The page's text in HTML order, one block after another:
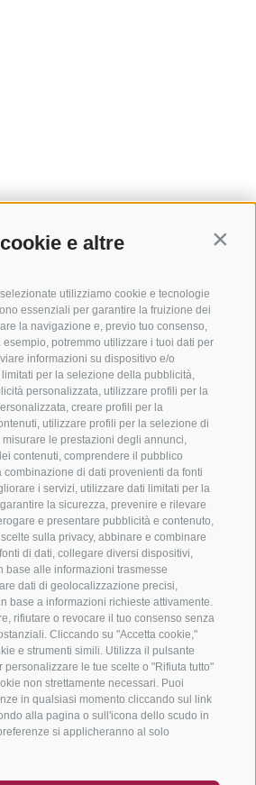
e altre
selezionate utilizziamo cookie e tecnologie
essenziali per garantire la fruizione dei
la navigazione e, previo tuo consenso,
potremmo utilizzare i tuoi dati per
informazioni su dispositivo e/o
per la selezione della pubblicità,
personalizzata, utilizzare profili per la
creare profili per la
utilizzare profili per la selezione di
le prestazioni degli annunci,
contenuti, comprendere il pubblico
combinazione di dati provenienti da fonti
i servizi, utilizzare dati limitati per la
la sicurezza, prevenire e rilevare
e presentare pubblicità e contenuto,
sulla privacy, abbinare e combinare
di dati, collegare diversi dispositivi,
base alle informazioni trasmesse
dati di geolocalizzazione precisi,
base a informazioni richieste attivamente.
rifiutare o revocare il tuo consenso senza
Cliccando su "Accetta cookie,"
e strumenti simili. Utilizza il pulsante
personalizzare le tue scelte o "Rifiuta tutto"
non strettamente necessari. Puoi
in qualsiasi momento cliccando sul link
alla pagina o sull'icona dello scudo in
si applicheranno al solo